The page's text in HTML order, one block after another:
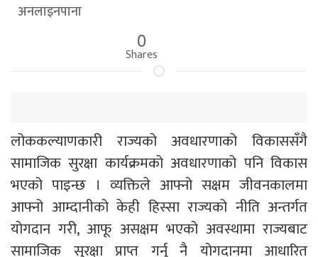
अनलाइनपाना
0
Shares
लोककल्याणकारी राज्यको अवधारणाको विकाससँगै
सामाजिक सुरक्षा कार्यक्रमको अवधारणाको पनि विकास
भएको पाइन्छ । व्यक्तिले आफ्नो सक्षम जीवनकालमा
आफ्नो आम्दानीको केही हिस्सा राज्यको नीति अन्तर्गत
योगदान गरी, आफू असक्षम भएको अवस्थामा राज्यबाट
सामाजिक सुरक्षा प्राप्त गर्नु नै योगदानमा आधारित